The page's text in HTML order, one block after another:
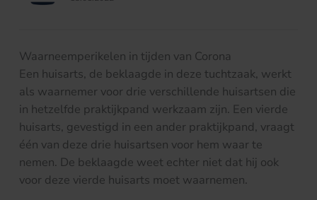
Waarneemperikelen in tijden van Corona
Een huisarts, de beklaagde in deze tuchtzaak, werkt
als waarnemer voor drie verschillende huisartsen die
in hetzelfde praktijkpand werkzaam zijn. Een vierde
huisarts, gevestigd in een ander praktijkpand, vraagt
één van deze drie huisartsen voor hem waar te
nemen. De beklaagde weet echter niet dat hij ook
voor deze vierde huisarts moet waarnemen.